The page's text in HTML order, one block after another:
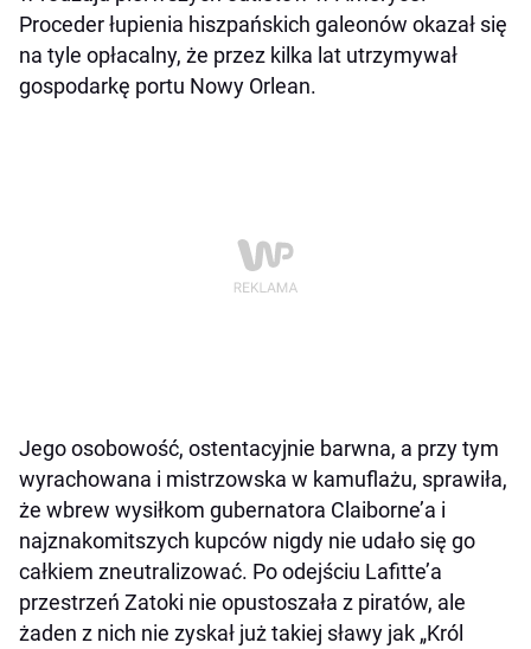
Proceder łupienia hiszpańskich galeonów okazał się
na tyle opłacalny, że przez kilka lat utrzymywał
gospodarkę portu Nowy Orlean.
Jego osobowość, ostentacyjnie barwna, a przy tym
wyrachowana i mistrzowska w kamuflażu, sprawiła,
że wbrew wysiłkom gubernatora Claiborne’a i
najznakomitszych kupców nigdy nie udało się go
całkiem zneutralizować. Po odejściu Lafitte’a
przestrzeń Zatoki nie opustoszała z piratów, ale
żaden z nich nie zyskał już takiej sławy jak „Król